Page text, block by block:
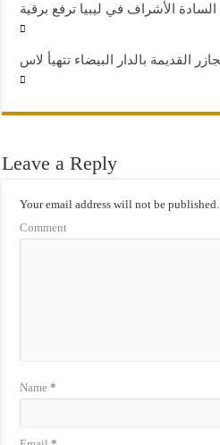
Leave a Reply
Your email address will not be published.
Comment
Name*